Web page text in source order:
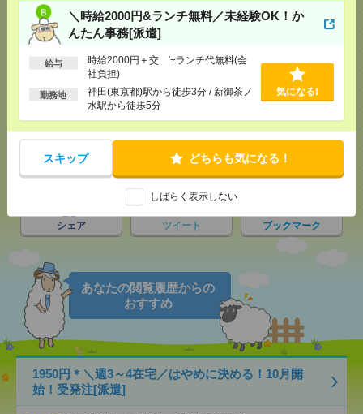
＼時給2000円&ランチ無料／未経験OK！か
んたん事務[派遣]
給与
時給2000円＋交 '+ランチ代無料(会
社負担)
勤務地
神田(東京都)駅から徒歩3分 / 新御茶ノ
水駅から徒歩5分
気になる!
スキップ どちらも気になる！
しばらく表示しない
応募ページへ
気になる！
で送る
シェア ツイート ブックマーク
あなたの閲覧履歴からの
おすすめ
1950円＊＼週3～4在宅／はやめに決める！10月開
始！受発注[派遣]